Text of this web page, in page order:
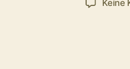
Keine